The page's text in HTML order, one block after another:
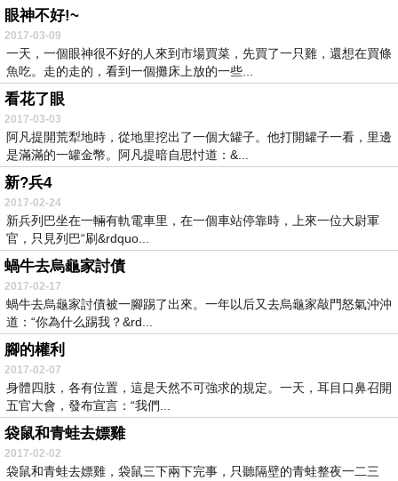
眼神不好!~
2017-03-09
一天，一個眼神很不好的人來到市場買菜，先買了一只雞，還想在買條
魚吃。走的走的，看到一個攤床上放的一些...
看花了眼
2017-03-03
阿凡提開荒犁地時，從地里挖出了一個大罐子。他打開罐子一看，里邊
是滿滿的一罐金幣。阿凡提暗自思忖道：&...
新?兵4
2017-02-24
新兵列巴坐在一輛有軌電車里，在一個車站停靠時，上來一位大尉軍
官，只見列巴“刷&rdquo...
蝸牛去烏龜家討債
2017-02-17
蝸牛去烏龜家討債被一腳踢了出來。一年以后又去烏龜家敲門怒氣沖沖
道：“你為什么踢我？&rd...
腳的權利
2017-02-07
身體四肢，各有位置，這是天然不可強求的規定。一天，耳目口鼻召開
五官大會，發布宣言：“我們...
袋鼠和青蛙去嫖雞
2017-02-02
袋鼠和青蛙去嫖雞，袋鼠三下兩下完事，只聽隔壁的青蛙整夜一二三